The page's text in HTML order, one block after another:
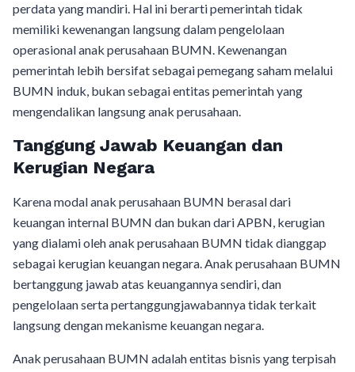
perdata yang mandiri. Hal ini berarti pemerintah tidak
memiliki kewenangan langsung dalam pengelolaan
operasional anak perusahaan BUMN. Kewenangan
pemerintah lebih bersifat sebagai pemegang saham melalui
BUMN induk, bukan sebagai entitas pemerintah yang
mengendalikan langsung anak perusahaan.
Tanggung Jawab Keuangan dan
Kerugian Negara
Karena modal anak perusahaan BUMN berasal dari
keuangan internal BUMN dan bukan dari APBN, kerugian
yang dialami oleh anak perusahaan BUMN tidak dianggap
sebagai kerugian keuangan negara. Anak perusahaan BUMN
bertanggung jawab atas keuangannya sendiri, dan
pengelolaan serta pertanggungjawabannya tidak terkait
langsung dengan mekanisme keuangan negara.
Anak perusahaan BUMN adalah entitas bisnis yang terpisah